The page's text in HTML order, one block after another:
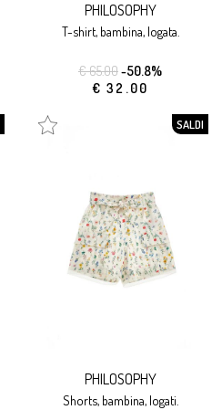
PHILOSOPHY
t-shirt, bambina, logata.
€ 65.00-50.8%
€ 32.00
SALDI
PHILOSOPHY
shorts, bambina, logati.